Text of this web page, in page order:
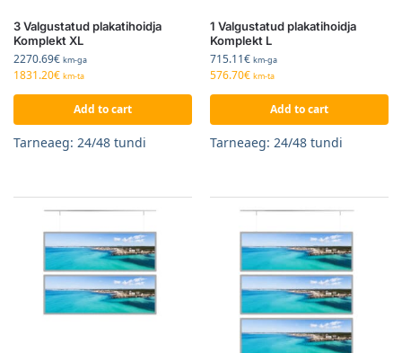
3 Valgustatud plakatihoidja
Komplekt XL
2270.69€ km-ga
1831.20€ km-ta
Add to cart
Tarneaeg: 24/48 tundi
1 Valgustatud plakatihoidja
Komplekt L
715.11€ km-ga
576.70€ km-ta
Add to cart
Tarneaeg: 24/48 tundi